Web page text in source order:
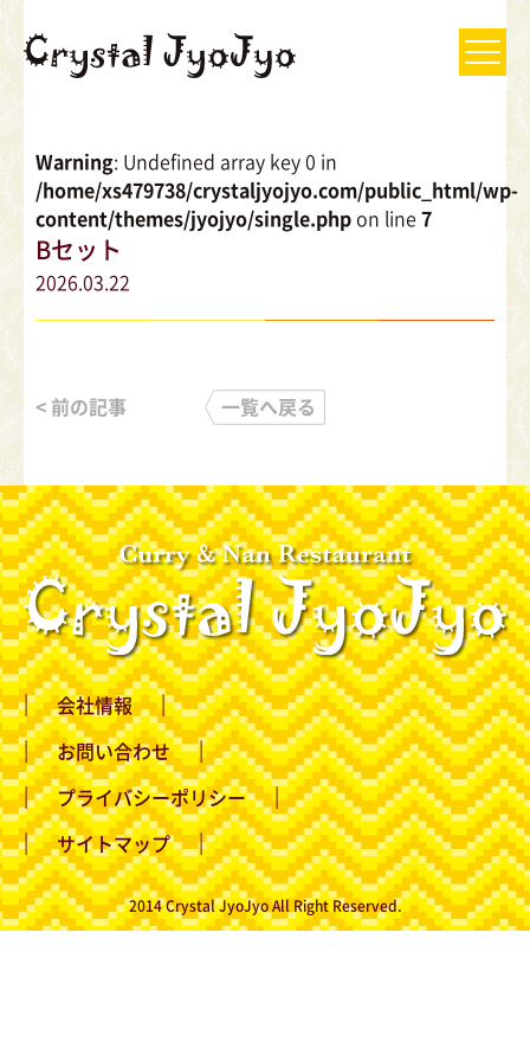
Warning: Undefined array key 0 in
/home/xs479738/crystaljyojyo.com/public_html/wp-
content/themes/jyojyo/single.php on line 7
Bセット
2026.03.22
< 前の記事 一覧へ戻る
会社情報
お問い合わせ
プライバシーポリシー
サイトマップ
2014 Crystal JyoJyo All Right Reserved.